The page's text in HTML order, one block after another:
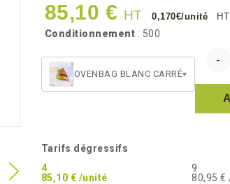
85,10 € HT 0,170€/unité HT
Conditionnement : 500
OVENBAG BLANC CARRÉ▾
Tarifs dégressifs
4
85,10 € /unité
9
80,95 €